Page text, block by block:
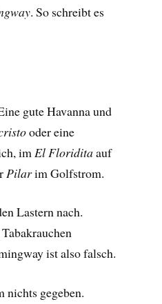
. So schreibt es
gute Havanna und
oder eine
im El Floriditaauf
Pilarim Golfstrom.
Lastern nach.
ist also falsch.
nichts gegeben.